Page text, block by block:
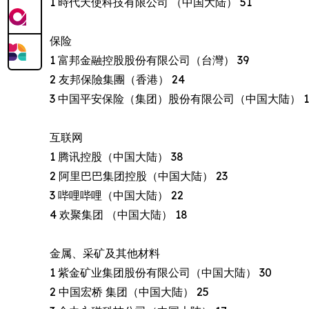
保险
1 富邦金融控股股份有限公司（台灣） 39
2 友邦保險集團（香港） 24
3 中国平安保险（集团）股份有限公司（中国大陆）
互联网
1 腾讯控股（中国大陆） 38
2 阿里巴巴集团控股（中国大陆） 23
3 哔哩哔哩（中国大陆） 22
4 欢聚集团 （中国大陆） 18
金属、采矿及其他材料
1 紫金矿业集团股份有限公司（中国大陆） 30
2 中国宏桥 集团（中国大陆） 25